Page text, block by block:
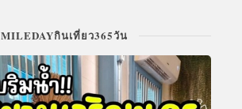
MILEDAYกินเที่ยว365วัน